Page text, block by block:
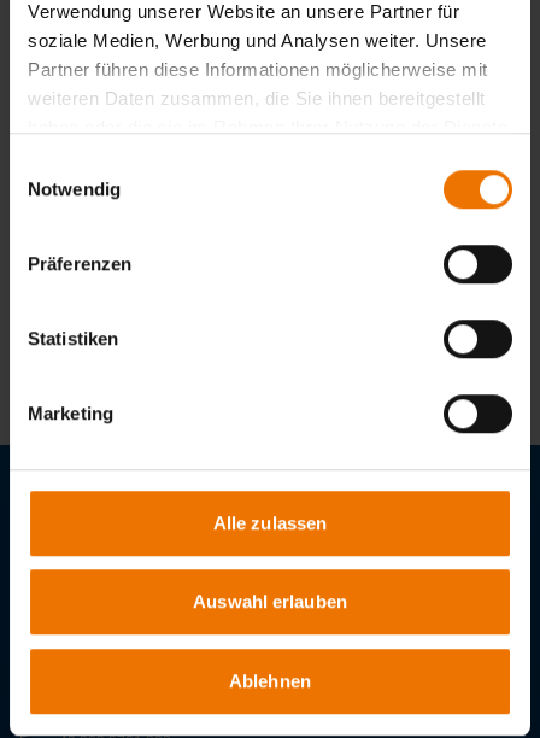
Verwendung unserer Website an unsere Partner für
soziale Medien, Werbung und Analysen weiter. Unsere
Partner führen diese Informationen möglicherweise mit
weiteren Daten zusammen, die Sie ihnen bereitgestellt
Notwendig
Präferenzen
Statistiken
Marketing
Alle zulassen
Auswahl erlauben
Ablehnen
Zurück
Noch keine Auswahl getroffen
Downloads
GSI - Gesellschaft für Schweißtechnik International mbH
Bismarckstr. 85
Tel.:+49 203 3781-0